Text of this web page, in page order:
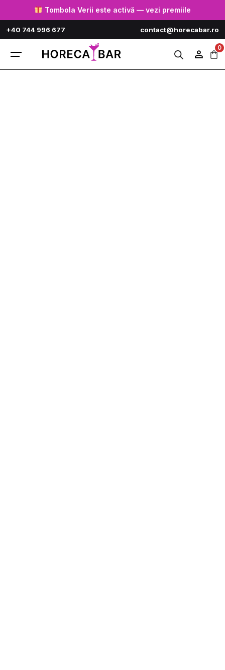
Tombola Verii este activă — vezi premiile
+40 744 996 677 contact@horecabar.ro
0